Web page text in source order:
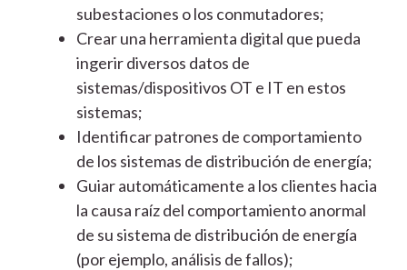
subestaciones o los conmutadores;
Crear una herramienta digital que pueda
ingerir diversos datos de
sistemas/dispositivos OT e IT en estos
sistemas;
Identificar patrones de comportamiento
de los sistemas de distribución de energía;
Guiar automáticamente a los clientes hacia
la causa raíz del comportamiento anormal
de su sistema de distribución de energía
(por ejemplo, análisis de fallos);